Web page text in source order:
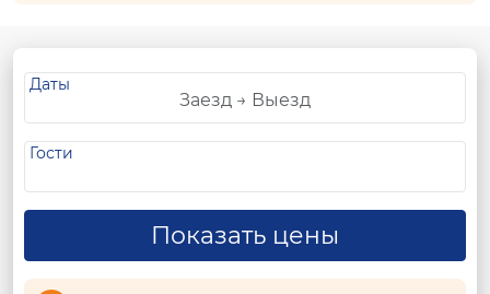
Даты
Гости
Показать цены